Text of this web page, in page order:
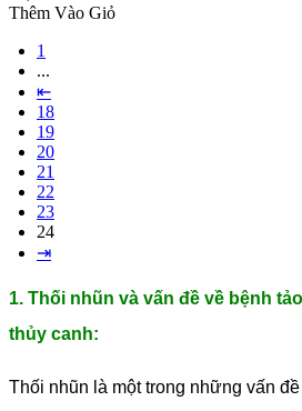
Thêm Vào Giỏ
1
...
⇤
18
19
20
21
22
23
24
⇥
1. Thối nhũn và vấn đề về bệnh
thủy canh:
Thối nhũn là một trong những vấn